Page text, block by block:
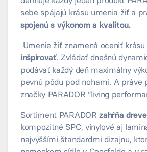
sebe spájajú krásu umenia žiť a
spojenú s výkonom a kvalitou.
Umenie žiť znamená oceniť krásu
inšpirovať. Zvládať dnešnú
podávať každý deň maximálny
pevnú pôdu pod nohami. A
značky PARADOR “living
Sortiment PARADORzahŕňa
kompozitné SPC, vinylové aj
najvyššími štandardmi dizajnu,